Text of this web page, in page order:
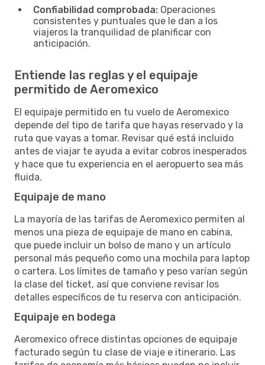
Confiabilidad comprobada: Operaciones
consistentes y puntuales que le dan a los
viajeros la tranquilidad de planificar con
anticipación.
Entiende las reglas y el equipaje
permitido de Aeromexico
El equipaje permitido en tu vuelo de Aeromexico
depende del tipo de tarifa que hayas reservado y la
ruta que vayas a tomar. Revisar qué está incluido
antes de viajar te ayuda a evitar cobros inesperados
y hace que tu experiencia en el aeropuerto sea más
fluida.
Equipaje de mano
La mayoría de las tarifas de Aeromexico permiten al
menos una pieza de equipaje de mano en cabina,
que puede incluir un bolso de mano y un artículo
personal más pequeño como una mochila para laptop
o cartera. Los límites de tamaño y peso varían según
la clase del ticket, así que conviene revisar los
detalles específicos de tu reserva con anticipación.
Equipaje en bodega
Aeromexico ofrece distintas opciones de equipaje
facturado según tu clase de viaje e itinerario. Las